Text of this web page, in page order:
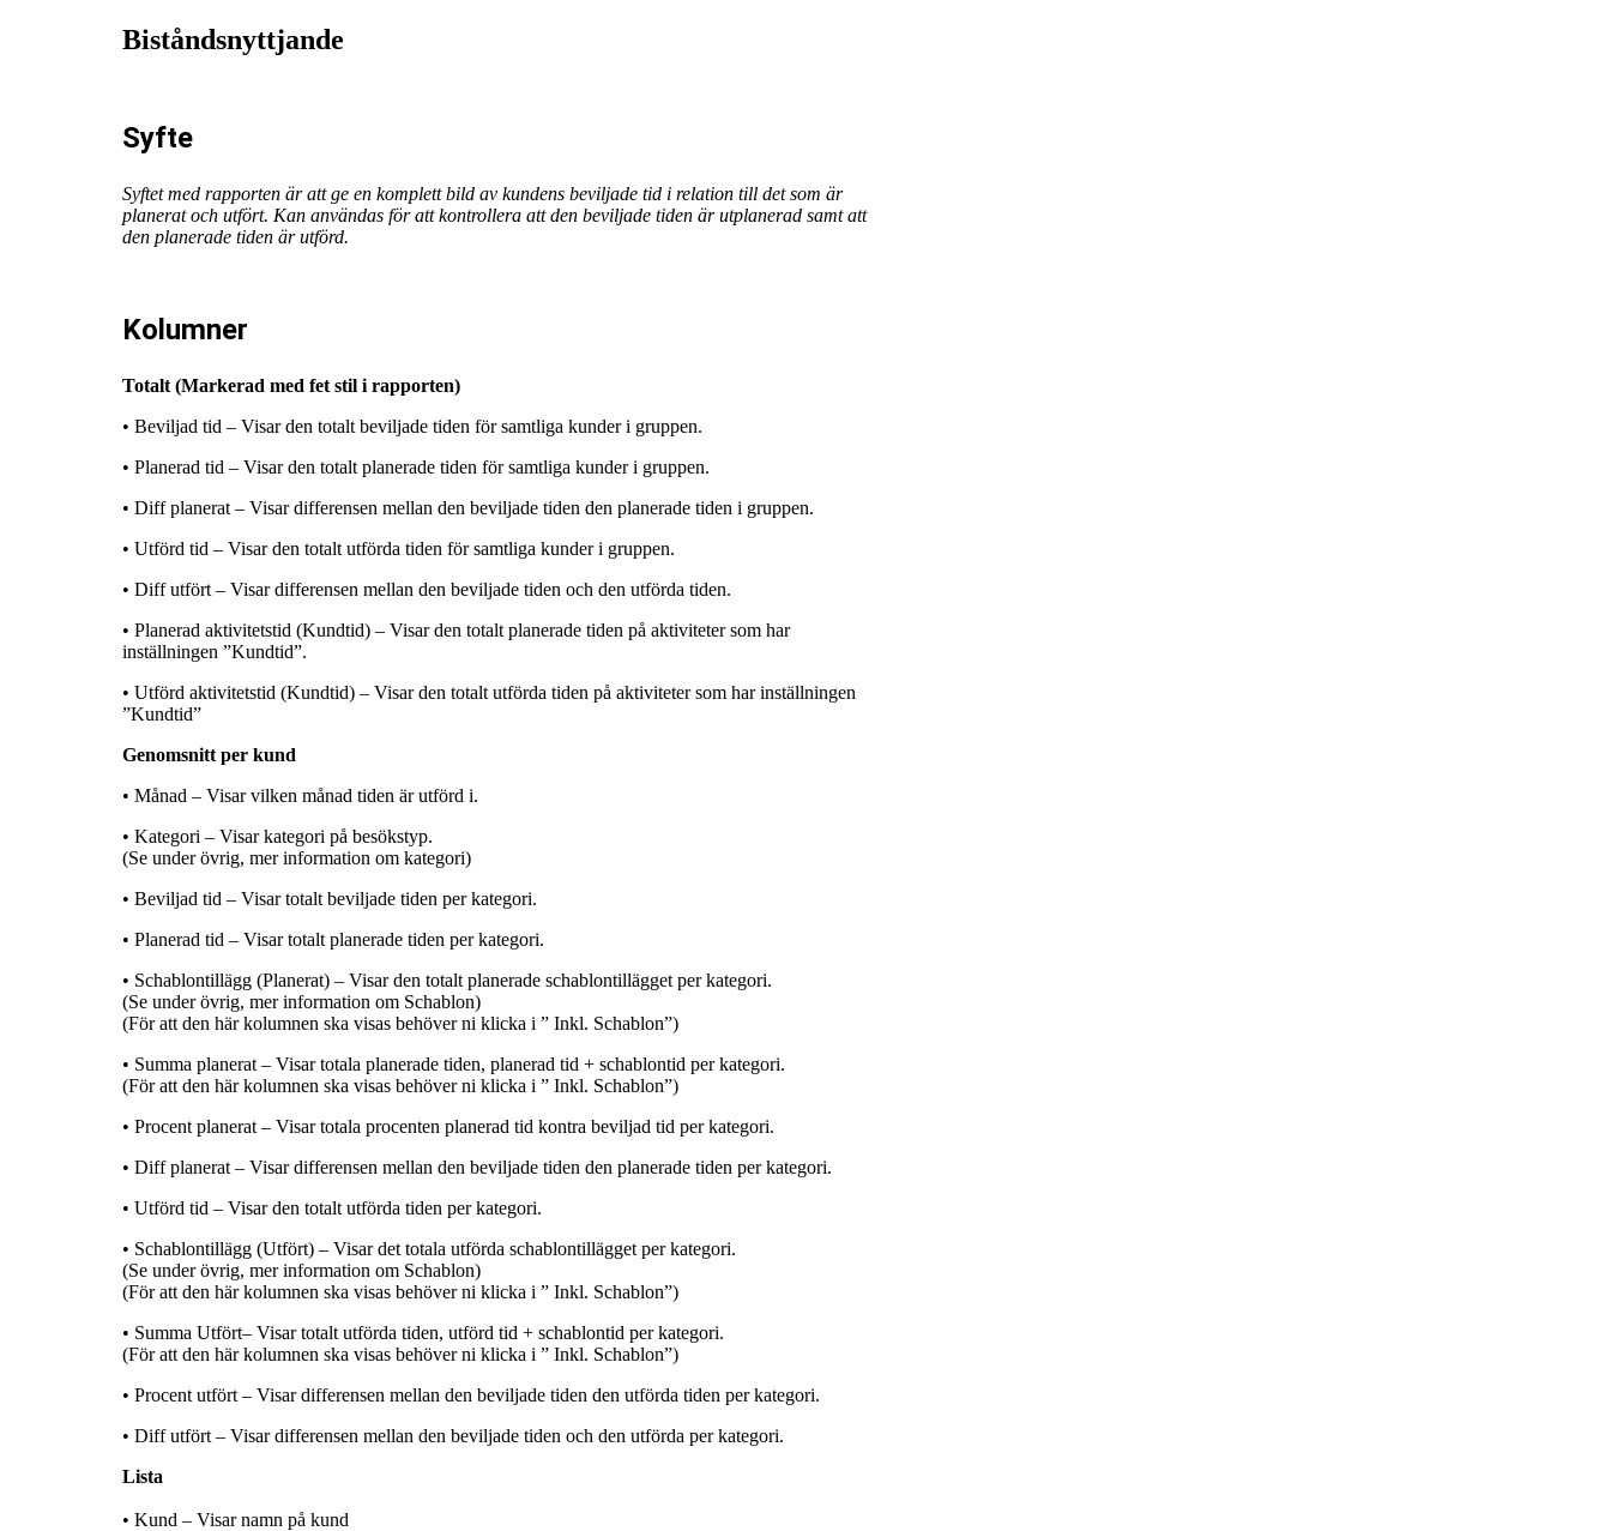
Biståndsnyttjande
Syfte
Syftet med rapporten är att ge en komplett bild av kundens beviljade tid i relation till det som är
planerat och utfört. Kan användas för att kontrollera att den beviljade tiden är utplanerad samt att
den planerade tiden är utförd.
Kolumner
Totalt (Markerad med fet stil i rapporten)
• Beviljad tid – Visar den totalt beviljade tiden för samtliga kunder i gruppen.
• Planerad tid – Visar den totalt planerade tiden för samtliga kunder i gruppen.
• Diff planerat – Visar differensen mellan den beviljade tiden den planerade tiden i gruppen.
• Utförd tid – Visar den totalt utförda tiden för samtliga kunder i gruppen.
• Diff utfört – Visar differensen mellan den beviljade tiden och den utförda tiden.
• Planerad aktivitetstid (Kundtid) – Visar den totalt planerade tiden på aktiviteter som har
inställningen ”Kundtid”.
• Utförd aktivitetstid (Kundtid) – Visar den totalt utförda tiden på aktiviteter som har inställningen
”Kundtid”
Genomsnitt per kund
• Månad – Visar vilken månad tiden är utförd i.
• Kategori – Visar kategori på besökstyp.
(Se under övrig, mer information om kategori)
• Beviljad tid – Visar totalt beviljade tiden per kategori.
• Planerad tid – Visar totalt planerade tiden per kategori.
• Schablontillägg (Planerat) – Visar den totalt planerade schablontillägget per kategori.
(Se under övrig, mer information om Schablon)
(För att den här kolumnen ska visas behöver ni klicka i ” Inkl. Schablon”)
• Summa planerat – Visar totala planerade tiden, planerad tid + schablontid per kategori.
(För att den här kolumnen ska visas behöver ni klicka i ” Inkl. Schablon”)
• Procent planerat – Visar totala procenten planerad tid kontra beviljad tid per kategori.
• Diff planerat – Visar differensen mellan den beviljade tiden den planerade tiden per kategori.
• Utförd tid – Visar den totalt utförda tiden per kategori.
• Schablontillägg (Utfört) – Visar det totala utförda schablontillägget per kategori.
(Se under övrig, mer information om Schablon)
(För att den här kolumnen ska visas behöver ni klicka i ” Inkl. Schablon”)
• Summa Utfört– Visar totalt utförda tiden, utförd tid + schablontid per kategori.
(För att den här kolumnen ska visas behöver ni klicka i ” Inkl. Schablon”)
• Procent utfört – Visar differensen mellan den beviljade tiden den utförda tiden per kategori.
• Diff utfört – Visar differensen mellan den beviljade tiden och den utförda per kategori.
Lista
• Kund – Visar namn på kund